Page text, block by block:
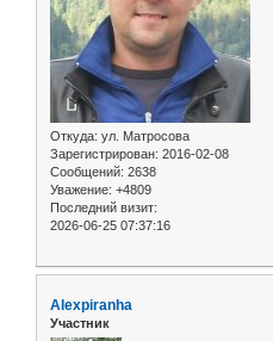
Откуда: ул. Матросова
Зарегистрирован: 2016-02-08
Сообщений: 2638
Уважение: +4809
Последний визит:
2026-06-25 07:37:16
Alexpiranha
Участник